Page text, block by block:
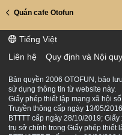
Quán cafe Otofun
Tiếng Việt
Liên hệ
Quy định và Nội quy
Bản quyền 2006 OTOFUN, bảo
sử dụng thông tin từ website này.
Giấy phép thiết lập mạng xã hội
Truyền thông cấp ngày 13/05/
BTTTT cấp ngày 28/10/2019;
trụ sở chính trong Giấy phép thiết